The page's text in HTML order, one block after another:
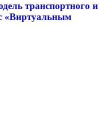
транспортного и
«Виртуальным